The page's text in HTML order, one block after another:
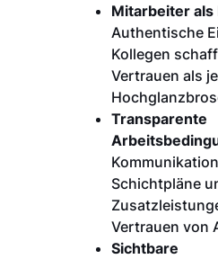
Mitarbeiter
Authentische
Kollegen
Vertrauen als
Transparente
Schichtpläne
Vertrauen von
Sichtbare